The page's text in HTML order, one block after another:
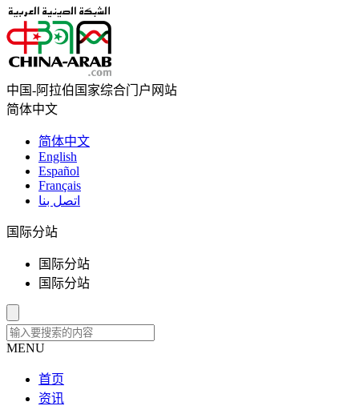
中国-阿拉伯国家综合门户网站
简体中文
简体中文
English
Español
Français
اتصل بنا
国际分站
国际分站
国际分站
MENU
首页
资讯